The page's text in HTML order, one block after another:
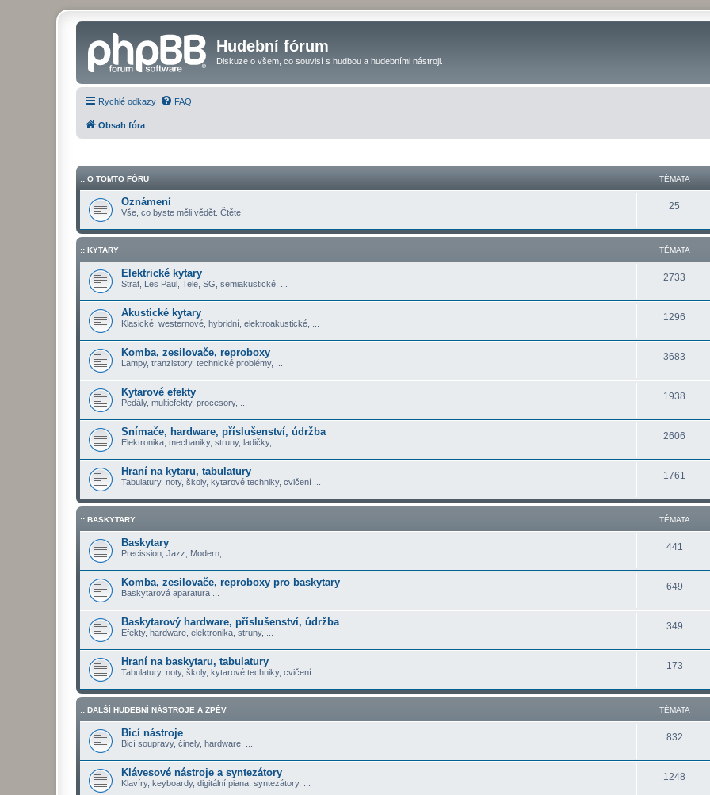
Hudební fórum
Diskuze o všem, co souvisí s hudbou a hudebními nástroji.
Rychlé odkazy FAQ
Obsah fóra
:: O TOMTO FÓRU TÉMATA
Oznámení
Vše, co byste měli vědět. Čtěte!
25
:: KYTARY TÉMATA
Elektrické kytary
Strat, Les Paul, Tele, SG, semiakustické, ...
2733
Akustické kytary
Klasické, westernové, hybridní, elektroakustické, ...
1296
Komba, zesilovače, reproboxy
Lampy, tranzistory, technické problémy, ...
3683
Kytarové efekty
Pedály, multiefekty, procesory, ...
1938
Snímače, hardware, příslušenství, údržba
Elektronika, mechaniky, struny, ladičky, ...
2606
Hraní na kytaru, tabulatury
Tabulatury, noty, školy, kytarové techniky, cvičení ...
1761
:: BASKYTARY TÉMATA
Baskytary
Precission, Jazz, Modern, ...
441
Komba, zesilovače, reproboxy pro baskytary
Baskytarová aparatura ...
649
Baskytarový hardware, příslušenství, údržba
Efekty, hardware, elektronika, struny, ...
349
Hraní na baskytaru, tabulatury
Tabulatury, noty, školy, kytarové techniky, cvičení ...
173
:: DALŠÍ HUDEBNÍ NÁSTROJE A ZPĚV TÉMATA
Bicí nástroje
Bicí soupravy, činely, hardware, ...
832
Klávesové nástroje a syntezátory
Klavíry, keyboardy, digitální piana, syntezátory, ...
1248